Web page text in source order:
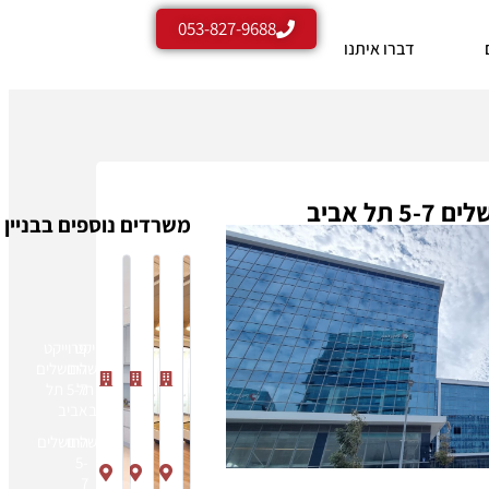
דברו איתנו
053-827-9688
אביב משרדים נוספים בבניין
החושלים
5-7 תל
אביב
החושלים
5-
החושלים
5-